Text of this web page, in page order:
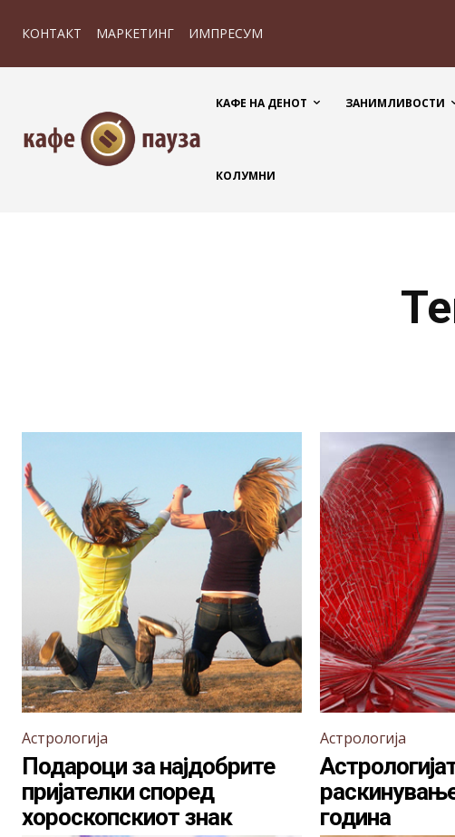
КОНТАКТ МАРКЕТИНГ ИМПРЕСУМ
КАФЕ НА ДЕНОТ ЗАНИМЛИВОСТИ
КОЛУМНИ
Астрологија
Подароци за најдобрите
пријателки според
хороскопскиот знак
Астрологија
година